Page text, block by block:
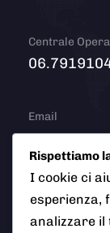
Centrale
Email
© 2026 Polizia
Rispettiamo
I cookie ci
esperienza,
analizzare il